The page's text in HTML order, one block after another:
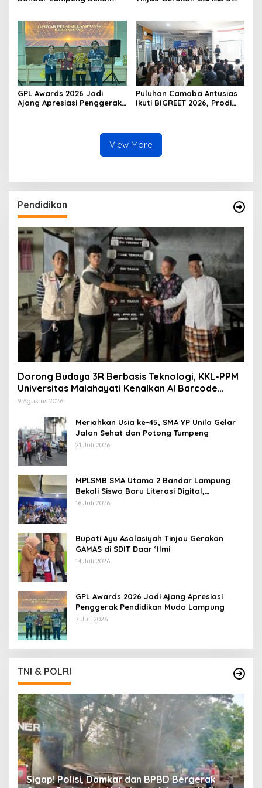
Bermedia Sosial
GPL Awards 2026 Jadi
Ajang Apresiasi Penggerak
Puluhan Camaba Antusias
Ikuti BIGREET 2026, Prodi
Mahasiswa Berprestasi
View More
Pendidikan
Dorong Budaya 3R Berbasis Teknologi, KKL-PPM
Universitas Malahayati Kenalkan AI Barcode
untuk Edukasi Sampah
9 Agustus 2026
Meriahkan Usia ke-45, SMA YP Unila Gelar
Jalan Sehat dan Potong Tumpeng
21 Juli 2026
MPLSMB SMA Utama 2 Bandar Lampung
Bekali Siswa Baru Literasi Digital,
Jurnalistik, dan Etika Bermedia Sosial
16 Juli 2026
Bupati Ayu Asalasiyah Tinjau Gerakan
GAMAS di SDIT Daar ‘Ilmi
14 Juli 2026
GPL Awards 2026 Jadi Ajang Apresiasi
Penggerak Pendidikan Muda Lampung
7 Juli 2026
TNI & POLRI
Sigap! Polisi, Damkar dan BPBD Bergerak